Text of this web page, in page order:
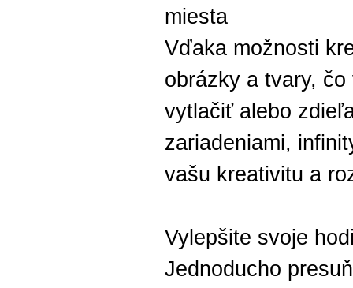
miesta
Vďaka možnosti
obrázky a tvary,
vytlačiť alebo
zariadeniami,
vašu kreativitu a
Vylepšite svoje
Jednoducho